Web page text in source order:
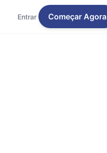
Entrar Começar Agora